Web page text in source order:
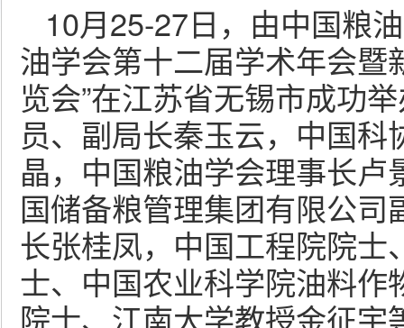
10月25-27日，由中国粮
油学会第十二届学术年会
览会”在江苏省无锡市成功
员、副局长秦玉云，中国
晶，中国粮油学会理事长
国储备粮管理集团有限公
长张桂凤，中国工程院院
士、中国农业科学院油料
院士、江南大学教授金征